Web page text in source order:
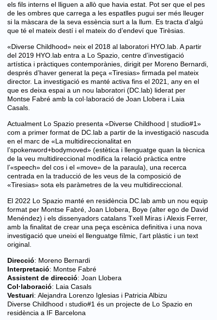
els fils interns el lliguen a allò que havia estat. Pot ser que el pes
de les ombres que carrega a les espatlles pugui ser més lleuger
si la màscara de la seva essència surt a la llum. Es tracta d’algú
que té el mateix destí i el mateix do d’endeví que Tirèsias.
«Diverse Childhood» neix el 2018 al laboratori HYO.lab. A partir
del 2019 HYO.lab entra a Lo Spazio , centre d’investigació
artística i pràctiques contemporànies, dirigit per Moreno Bernardi,
després d’haver generat la peça «Tiresias» firmada pel mateix
director. La investigació es manté activa fins el 2021, any en el
que es deixa espai a un nou laboratori (DC.lab) liderat per
Montse Fabré amb la col·laboració de Joan Llobera i Laia
Casals.
Actualment Lo Spazio presenta «Diverse Childhood | studio#1»
com a primer format de DC.lab a partir de la investigació nascuda
en el marc de «La multidireccionalitat en
l’spokenword+bodymoved» (estètica i llenguatge quan la tècnica
de la veu multidireccional modifica la relació pràctica entre
l’«speech» del cos i el «move» de la paraula), una recerca
centrada en la traducció de les veus de la composició de
«Tiresias» sota els paràmetres de la veu multidireccional.
El 2022 Lo Spazio manté en residència DC.lab amb un nou equip
format per Montse Fabré, Joan Llobera, Boye (alter ego de David
Menéndez) i els dissenyadors catalans Txell Miras i Alexis Ferrer,
amb la finalitat de crear una peça escènica definitiva i una nova
investigació que uneixi el llenguatge fílmic, l’art plàstic i un text
original.
Direcció: Moreno Bernardi
Interpretació: Montse Fabré
Assistent de direcció: Joan Llobera
Col·laboració: Laia Casals
Vestuari: Alejandra Lorenzo Iglesias i Patricia Albizu
Diverse Childhood ⏐ studio#1 és un projecte de Lo Spazio en
residència a IF Barcelona